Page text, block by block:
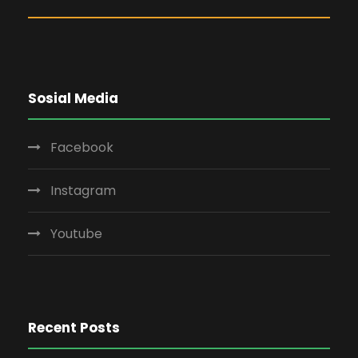
Sosial Media
Facebook
Instagram
Youtube
Recent Posts